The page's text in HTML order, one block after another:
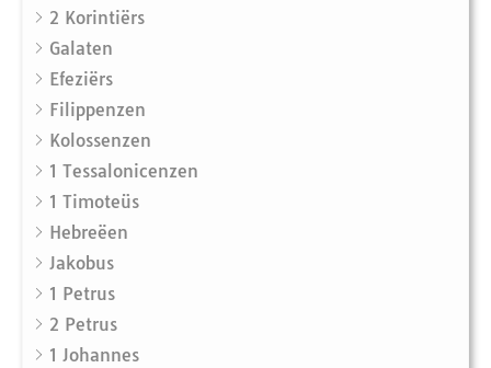
2 Korintiërs
Galaten
Efeziërs
Filippenzen
Kolossenzen
1 Tessalonicenzen
1 Timoteüs
Hebreëen
Jakobus
1 Petrus
2 Petrus
1 Johannes